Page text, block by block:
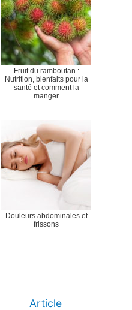
Fruit du ramboutan :
Nutrition, bienfaits pour la
santé et comment la
manger
Douleurs abdominales et
frissons
Article